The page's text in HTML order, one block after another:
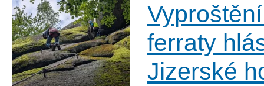
ferraty
Jizerské